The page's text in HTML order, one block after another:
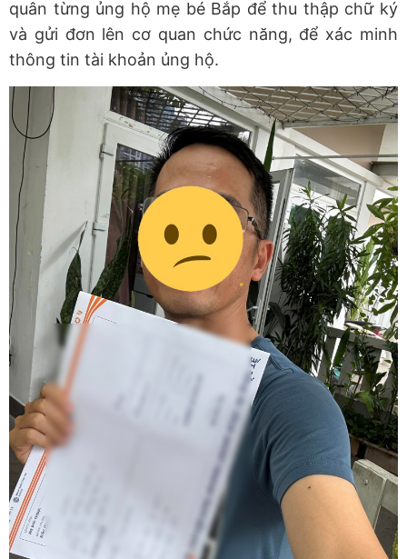
quân từng ủng hộ mẹ bé Bắp để thu thập chữ ký
và gửi đơn lên cơ quan chức năng, để xác minh
thông tin tài khoản ủng hộ.